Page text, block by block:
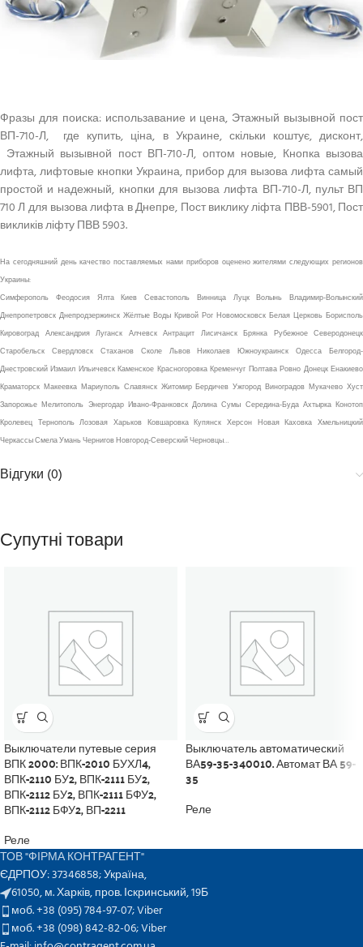
Фразы для поиска: использавание и цена, Этажный вызывной пост
ВП-710-Л, где купить, ціна, в Украине, скільки коштує, дисконт,
Этажный вызывной пост ВП-710-Л, оптом новые, Кнопка вызова
лифта, лифтовые кнопки Украина, прибор для вызова лифта самый
простой и надежный, кнопки для вызова лифта ВП-710-Л, пульт ВП
710 Л для вызова лифта в Днепре, Пост виклику ліфта ПВВ-5901, Пост
викликів ліфту ПВВ 5903.
На сегодняшний день качество поставляемых нами приборов оценено жителями следующих регионов
Украины:
Симферополь Феодосия Ялта Киев Севастополь Винница Луцк Волынь Владимир-Волынский
Днепропетровск Днепродзержинск Жёлтые Воды Кривой Рог Новомосковск Белая Церковь Борисполь
Кировоград Александрия Луганск Алчевск Антрацит Лисичанск Брянка Рубежное Северодонецк
Старобельск Свердловск Стаханов Сколе Львов Николаев Южноукраинск Одесса Белгород-
Днестровский Измаил Ильичевск Каменское Красногоровка Кременчуг Полтава Ровно Донецк Енакиево
Краматорск Макеевка Мариуполь Славянск Житомир Бердичев Ужгород Виноградов Мукачево Хуст
Запорожье Мелитополь Энергодар Ивано-Франковск Долина Сумы Середина-Буда Ахтырка Конотоп
Кролевец Тернополь Лозовая Харьков Ковшаровка Купянск Херсон Новая Каховка Хмельницкий
Черкассы Смела Умань Чернигов Новгород-Северский Черновцы…
Відгуки (0)
Супутні товари
Выключатели путевые серия
ВПК 2000: ВПК-2010 БУХЛ4,
ВПК-2110 БУ2, ВПК-2111 БУ2,
ВПК-2112 БУ2, ВПК-2111 БФУ2,
ВПК-2112 БФУ2, ВП-2211
Реле
Выключатель автоматический
ВА59-35-340010. Автомат ВА 59-
35
Реле
ТОВ "ФІРМА КОНТРАГЕНТ"
ЄДРПОУ: 37346858; Україна,
61050, м. Харків, пров. Іскринський, 19Б
моб. +38 (095) 784-97-07;Viber
моб. +38 (098) 842-82-06;Viber